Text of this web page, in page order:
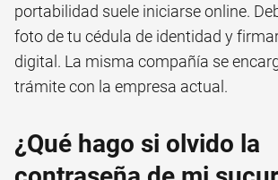
portabilidad suele iniciarse online.
foto de tu cédula de identidad y
digital. La misma compañía se
trámite con la empresa actual.
¿Qué hago si olvido la